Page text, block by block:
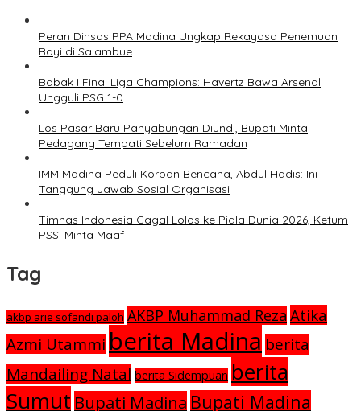
Peran Dinsos PPA Madina Ungkap Rekayasa Penemuan
Bayi di Salambue
Babak I Final Liga Champions: Havertz Bawa Arsenal
Ungguli PSG 1-0
Los Pasar Baru Panyabungan Diundi, Bupati Minta
Pedagang Tempati Sebelum Ramadan
IMM Madina Peduli Korban Bencana, Abdul Hadis: Ini
Tanggung Jawab Sosial Organisasi
Timnas Indonesia Gagal Lolos ke Piala Dunia 2026, Ketum
PSSI Minta Maaf
Tag
akbp arie sofandi paloh AKBP Muhammad Reza Atika
Azmi Utammi berita Madina berita
Mandailing Natal berita Sidempuan berita
Sumut Bupati Madina Bupati Madina